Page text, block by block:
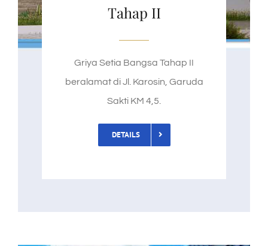
Tahap II
Griya Setia Bangsa Tahap II
beralamat di Jl. Karosin, Garuda
Sakti KM 4,5.
DETAILS